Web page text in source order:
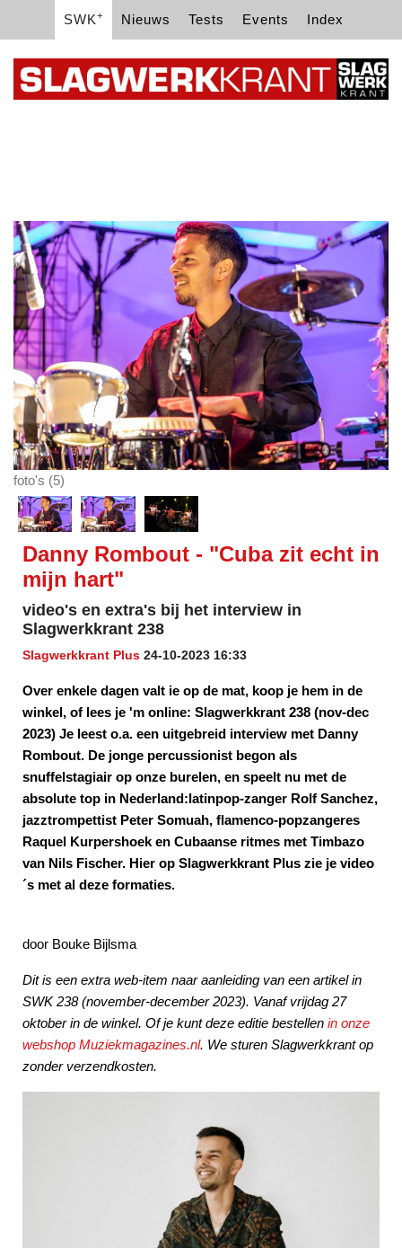
SWK+ Nieuws Tests Events Index
foto's (5)
Danny Rombout - "Cuba zit echt in
mijn hart"
video's en extra's bij het interview in
Slagwerkkrant 238
Slagwerkkrant Plus 24-10-2023 16:33
Over enkele dagen valt ie op de mat, koop je hem in de
winkel, of lees je 'm online: Slagwerkkrant 238 (nov-dec
2023) Je leest o.a. een uitgebreid interview met Danny
Rombout. De jonge percussionist begon als
snuffelstagiair op onze burelen, en speelt nu met de
absolute top in Nederland:latinpop-zanger Rolf Sanchez,
jazztrompettist Peter Somuah, flamenco-popzangeres
Raquel Kurpershoek en Cubaanse ritmes met Timbazo
van Nils Fischer. Hier op Slagwerkkrant Plus zie je video
´s met al deze formaties.
door Bouke Bijlsma
Dit is een extra web-item naar aanleiding van een artikelin
SWK 238 (november-december 2023). Vanaf vrijdag 27
oktober in de winkel. Of je kunt deze editie bestellen in onze
webshop Muziekmagazines.nl. We sturen Slagwerkkrant op
zonder verzendkosten.